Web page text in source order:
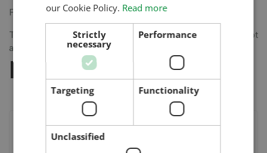
Fizetés készpénzben a helyszínen vagy banki átutalással.
További információért, kérjük, vegye fel velünk a kapcsolatot
az
ertekesites@hetech.hu
Hasonló termékek
Serlegkanál JET 14-100
CROATIAN
our Cookie Policy. Read more
Strictly
necessary
Performance
Targeting Functionality
Unclassified